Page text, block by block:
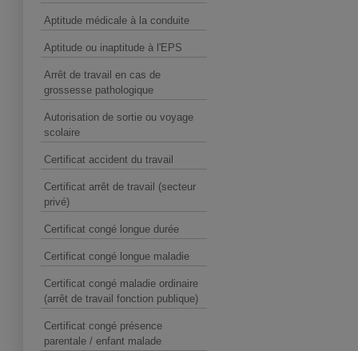
Aptitude médicale à la conduite
Aptitude ou inaptitude à l'EPS
Arrêt de travail en cas de
grossesse pathologique
Autorisation de sortie ou voyage
scolaire
Certificat accident du travail
Certificat arrêt de travail (secteur
privé)
Certificat congé longue durée
Certificat congé longue maladie
Certificat congé maladie ordinaire
(arrêt de travail fonction publique)
Certificat congé présence
parentale / enfant malade